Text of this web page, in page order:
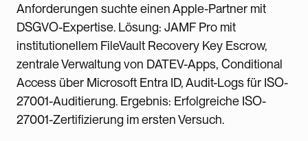
Anforderungen suchte einen Apple-Partner mit
DSGVO-Expertise. Lösung: JAMF Pro mit
institutionellem FileVault Recovery Key Escrow,
zentrale Verwaltung von DATEV-Apps, Conditional
Access über Microsoft Entra ID, Audit-Logs für ISO-
27001-Auditierung. Ergebnis: Erfolgreiche ISO-
27001-Zertifizierung im ersten Versuch.